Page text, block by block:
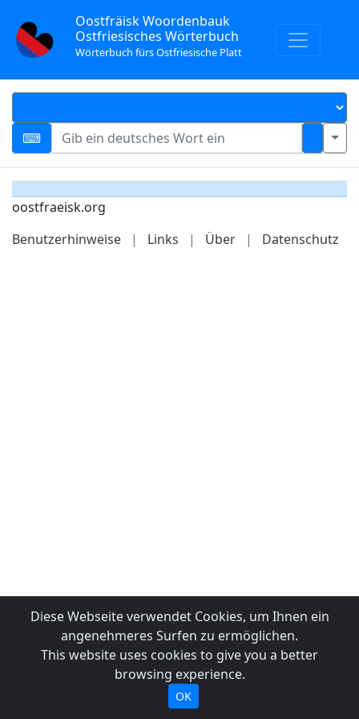
Oostfräisk Woordenbauk
Ostfriesisches Wörterbuch
Wörterbuch fürs Ostfriesische Platt
oostfraeisk.org
Benutzerhinweise
| Links | Über | Datenschutz
Diese Webseite verwendet Cookies, um Ihnen ein
angenehmeres Surfen zu ermöglichen.
This website uses cookies to give you a better
browsing experience.
OK